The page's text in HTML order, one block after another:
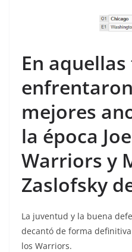
En
mejores
la época
Warriors y
Zaslofsky
La juventud y la buena
decantó de forma
los Warriors.